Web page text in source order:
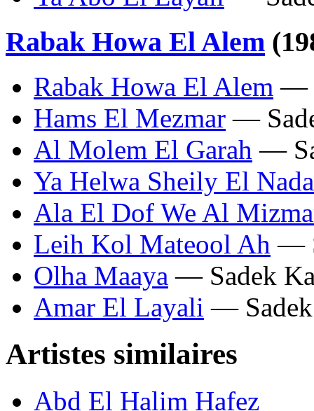
Rabak Howa El Alem
Rabak Howa El Alem —
Hams El Mezmar —
Al Molem El Garah —
Ya Helwa Sheily El
Ala El Dof We Al
Leih Kol Mateool Ah —
Olha Maaya — Sadek
Amar El Layali —
Artistes similaires
Abd El Halim Hafez